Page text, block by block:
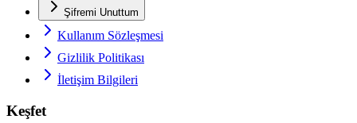
Şifremi Unuttum
Kullanım Sözleşmesi
Gizlilik Politikası
İletişim Bilgileri
Keşfet